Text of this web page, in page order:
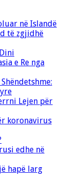
në Islandë
të zgjidhë
e Re nga
Lejen për
koronavirus
edhe në
hapë larg